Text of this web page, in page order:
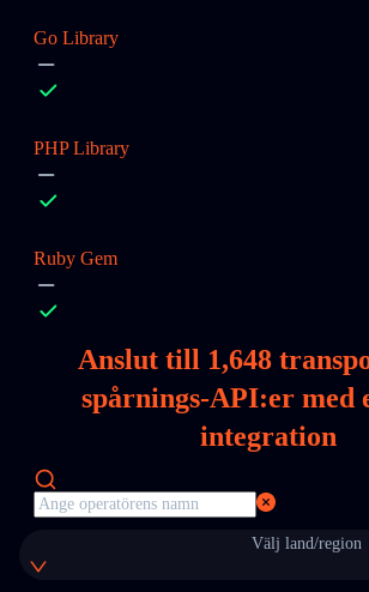
Go Library
PHP Library
Ruby Gem
Anslut till 1,648
spårnings-API:er med
integration
Välj land/region